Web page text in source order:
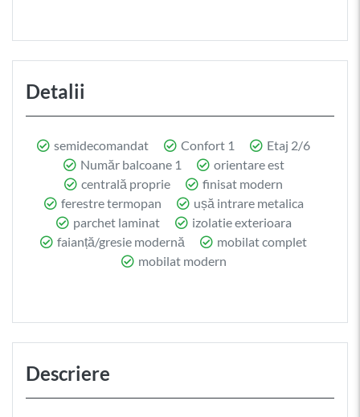
Detalii
semidecomandat Confort 1
Etaj 2/6
Număr balcoane 1
orientare est
centrală proprie
finisat modern
ferestre termopan
ușă intrare metalica
parchet laminat
izolatie exterioara
faianță/gresie modernă
mobilat complet
mobilat modern
Descriere